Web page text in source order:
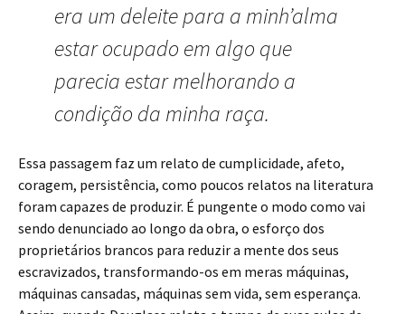
era um deleite para a minh’alma
estar ocupado em algo que
parecia estar melhorando a
condição da minha raça.
Essa passagem faz um relato de cumplicidade, afeto,
coragem, persistência, como poucos relatos na literatura
foram capazes de produzir. É pungente o modo como vai
sendo denunciado ao longo da obra, o esforço dos
proprietários brancos para reduzir a mente dos seus
escravizados, transformando-os em meras máquinas,
máquinas cansadas, máquinas sem vida, sem esperança.